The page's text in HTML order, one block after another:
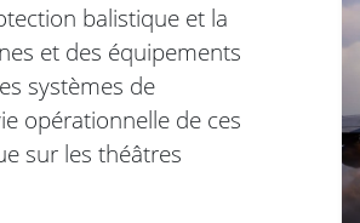
balistique et la
et des équipements
systèmes de
opérationnelle de ces
sur les théâtres